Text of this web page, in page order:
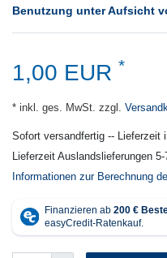
Benutzung unter Aufsicht
1,00 EUR *
* inkl. ges. MwSt. zzgl.
Sofort versandfertig -- Lieferzeit
Lieferzeit Auslandslieferungen
Informationen zur Berechnung